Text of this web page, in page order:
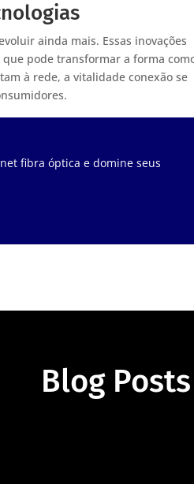
ainda mais. Essas inovações
pode transformar a forma
à rede, a vitalidade conexão se
fibra óptica e domine seus
Blog Posts